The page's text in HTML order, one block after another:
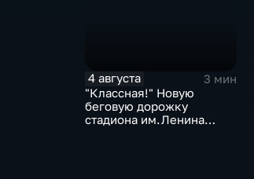
4 августа
3 мин
"Классная!" Новую
беговую дорожку
стадиона им.Ленина